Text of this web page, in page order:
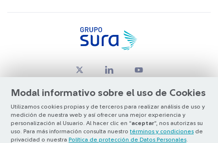
Modal informativo sobre el uso de Cookies
Utilizamos cookies propias y de terceros para realizar análisis de uso y
medición de nuestra web y así ofrecer una mejor experiencia y
personalización al Usuario. Al hacer clic en “aceptar”, nos autorizas su
uso. Para más información consulta nuestro términos y condiciones de
privacidad o nuestra Política de protección de Datos Personales
© Copyright Grupo SURA 2026